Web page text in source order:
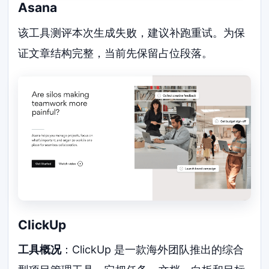
Asana
该工具测评本次生成失败，建议补跑重试。为保
证文章结构完整，当前先保留占位段落。
ClickUp
工具概况：ClickUp 是一款海外团队推出的综合